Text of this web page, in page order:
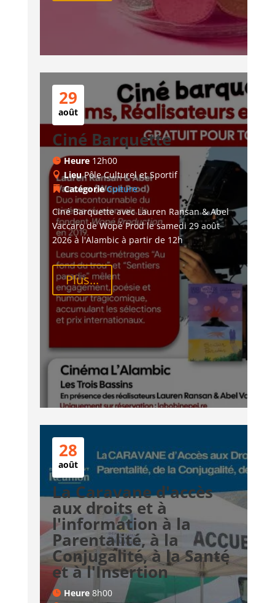
29
août
Ciné Barquette
Heure 12h00
LieuPôle Culturel et Sportif
CatégorieCulture
Ciné Barquette avec Lauren Ransan & Abel
Vaccaro de Wopé Prod le samedi 29 août
2026 à l'Alambic à partir de 12h
Plus...
28
août
La Caravane d'accès
aux droits et à
l'information à la
Parentalité, à la
Conjugalité, à la Santé
et à l'Insertion
Heure 8h00